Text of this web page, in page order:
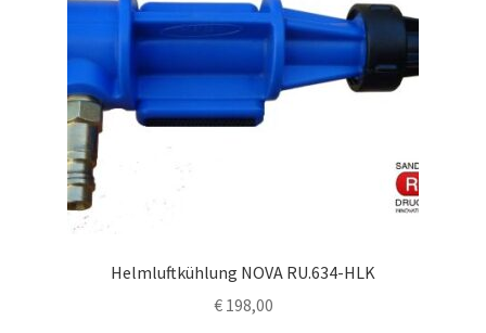
Helmluftkühlung NOVA RU.634-HLK
€198,00